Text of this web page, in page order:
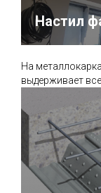
Настил
На
выдерживает